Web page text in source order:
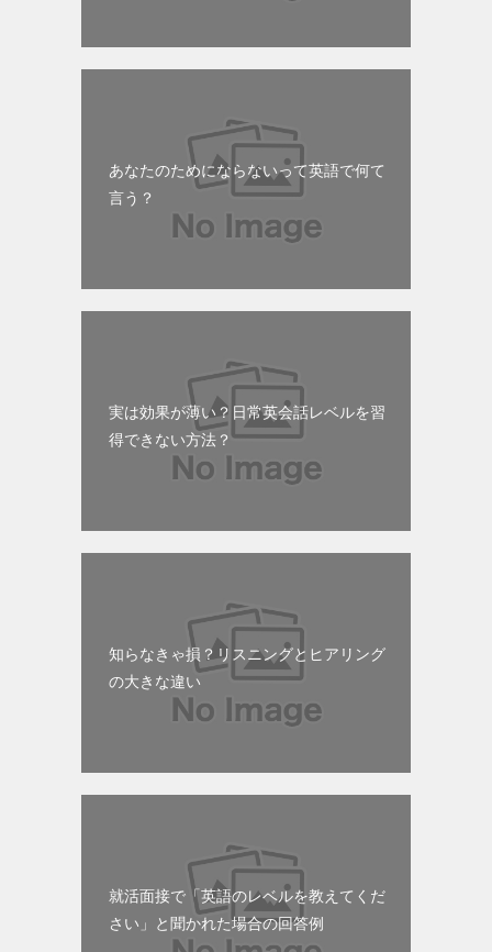
あなたのためにならないって英語で何て
言う？
実は効果が薄い？日常英会話レベルを習
得できない方法？
知らなきゃ損？リスニングとヒアリング
の大きな違い
就活面接で「英語のレベルを教えてくだ
さい」と聞かれた場合の回答例